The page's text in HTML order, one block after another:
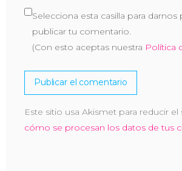
Selecciona esta casilla para darnos
publicar tu comentario.
(Con esto aceptas nuestra Política
Este sitio usa Akismet para reducir el
cómo se procesan los datos de tus